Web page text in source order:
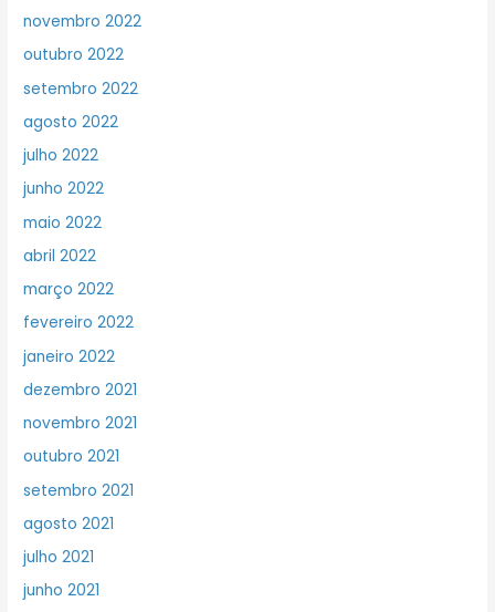
novembro 2022
outubro 2022
setembro 2022
agosto 2022
julho 2022
junho 2022
maio 2022
abril 2022
março 2022
fevereiro 2022
janeiro 2022
dezembro 2021
novembro 2021
outubro 2021
setembro 2021
agosto 2021
julho 2021
junho 2021